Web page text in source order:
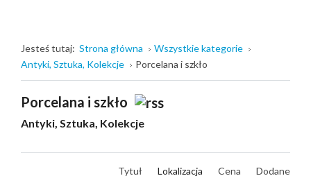
Jesteś tutaj: Strona główna
Wszystkie kategorie
Antyki, Sztuka, Kolekcje
Porcelana i szkło
Porcelana i szkło
Antyki, Sztuka, Kolekcje
Tytuł Lokalizacja Cena Dodane